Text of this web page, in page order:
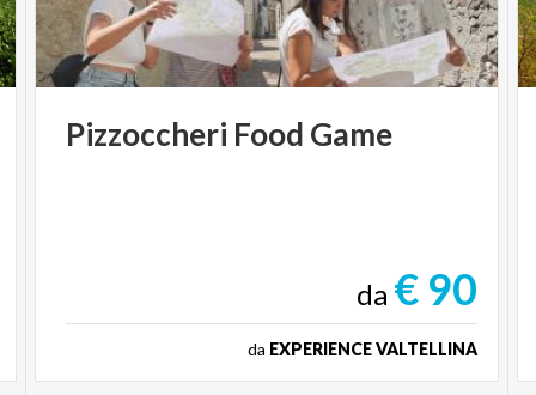
Pizzoccheri Food Game
da € 90
da EXPERIENCE VALTELLINA